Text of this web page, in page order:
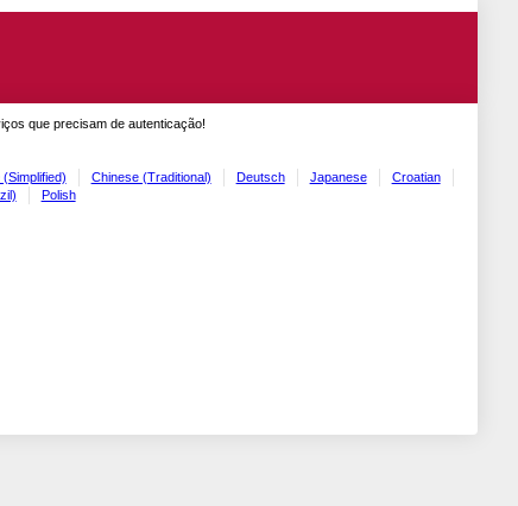
que precisam de autenticação!
Chinese (Traditional) Deutsch Japanese
Croatian
Polish